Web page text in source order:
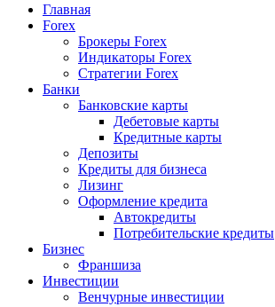
Главная
Forex
Брокеры Forex
Индикаторы Forex
Стратегии Forex
Банки
Банковские карты
Дебетовые карты
Кредитные карты
Депозиты
Кредиты для бизнеса
Лизинг
Оформление кредита
Автокредиты
Потребительские кредиты
Бизнес
Франшиза
Инвестиции
Венчурные инвестиции